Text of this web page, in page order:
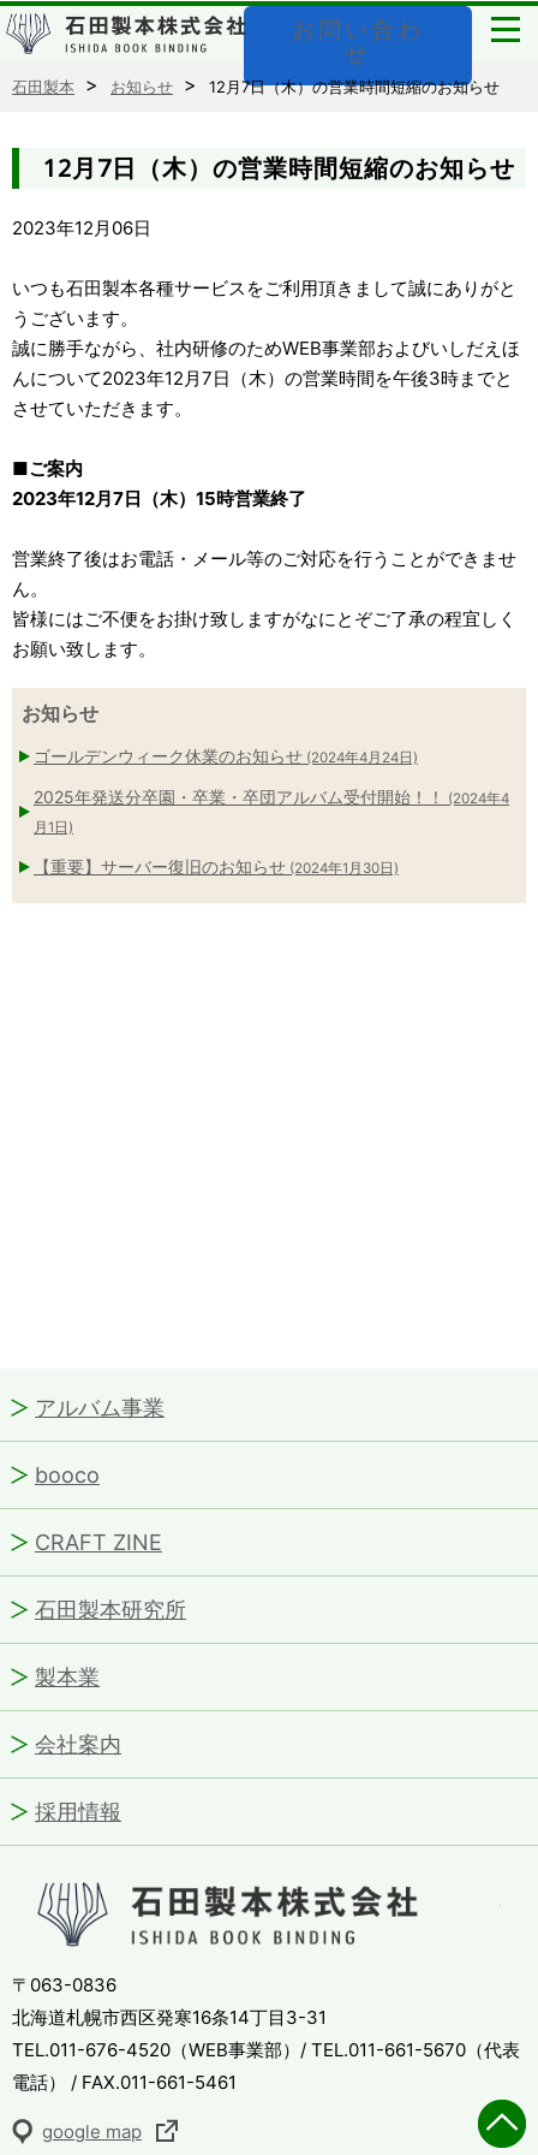
石田製本株式会社
お問い合わ
せ
メ
石田製本 お知らせ 12月7日（木）の営業時間短縮のお知らせ
12月7日（木）の営業時間短縮のお知らせ
2023年12月06日
いつも石田製本各種サービスをご利用頂きまして誠にありがと
うございます。
誠に勝手ながら、社内研修のためWEB事業部およびいしだえほ
んについて2023年12月7日（木）の営業時間を午後3時までと
させていただきます。
■ご案内
2023年12月7日（木）15時営業終了
営業終了後はお電話・メール等のご対応を行うことができませ
ん。
皆様にはご不便をお掛け致しますがなにとぞご了承の程宜しく
お願い致します。
お知らせ
ゴールデンウィーク休業のお知らせ (2024年4月24日)
2025年発送分卒園・卒業・卒団アルバム受付開始！！
(2024年4
月1日)
【重要】サーバー復旧のお知らせ (2024年1月30日)
アルバム事業
booco
CRAFT ZINE
石田製本研究所
製本業
会社案内
採用情報
〒063-0836
北海道札幌市西区発寒16条14丁目3-31
TEL.011-676-4520（WEB事業部）/ TEL.011-661-5670（代表
電話） / FAX.011-661-5461
google map